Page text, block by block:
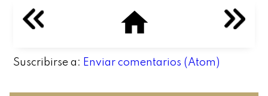
Suscribirse a: Enviar comentarios (Atom)